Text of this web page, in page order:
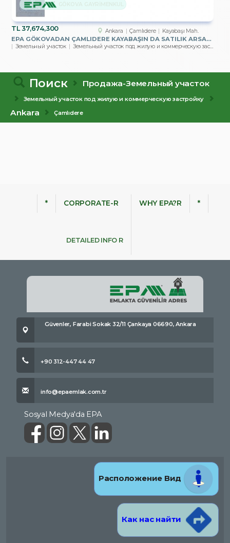
TL37,674,300 Ankara Çamlıdere Kayabaşı Mah.
EPA GÖKOVADAN ÇAMLIDERE KAYABAŞIN DA SATILIK ARSALAR
Земельный участок Земельный участок под жилую и коммерческую застройку
Поиск Продажа-Земельный участок
Земельный участок под жилую и коммерческую застройку
Ankara Çamlıdere
* CORPORATE-R
DETAILED INFO R
WHY EPA?R *
Güvenler, Farabi Sokak 32/11 Çankaya 06690, Ankara
+90 312-447 44 47
info@epaemlak.com.tr
Sosyal Medya'da EPA
Расположение Вид
Как нас найти